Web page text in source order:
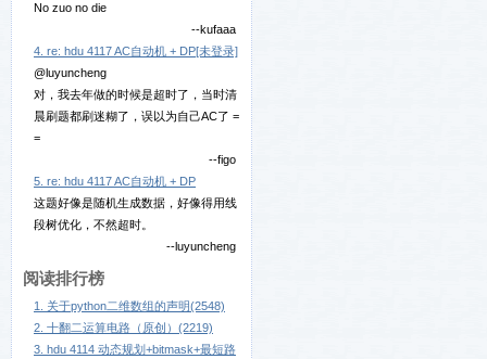
No zuo no die
--kufaaa
4. re: hdu 4117 AC自动机 + DP[未登录]
@luyuncheng
对，我去年做的时候是超时了，当时清
晨刷题都刷迷糊了，误以为自己AC了 =
=
--figo
5. re: hdu 4117 AC自动机 + DP
这题好像是随机生成数据，好像得用线
段树优化，不然超时。
--luyuncheng
阅读排行榜
1. 关于python二维数组的声明(2548)
2. 十翻二运算电路（原创）(2219)
3. hdu 4114 动态规划+bitmask+最短路